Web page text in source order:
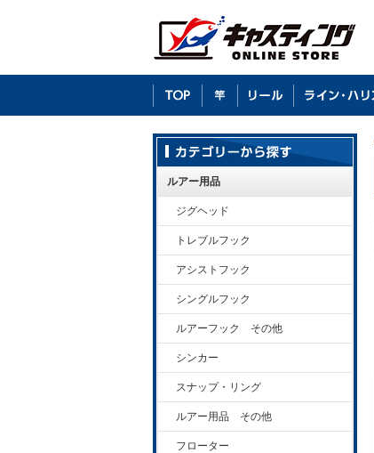
ルアー用品
ジグヘッド
トレブルフック
アシストフック
シングルフック
ルアーフック その他
シンカー
スナップ・リング
ルアー用品 その他
フローター